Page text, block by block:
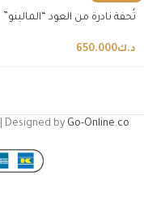
تُحفة نادرة من العود “المالينو”
د.ك650.000
Designed by Go-Online.co